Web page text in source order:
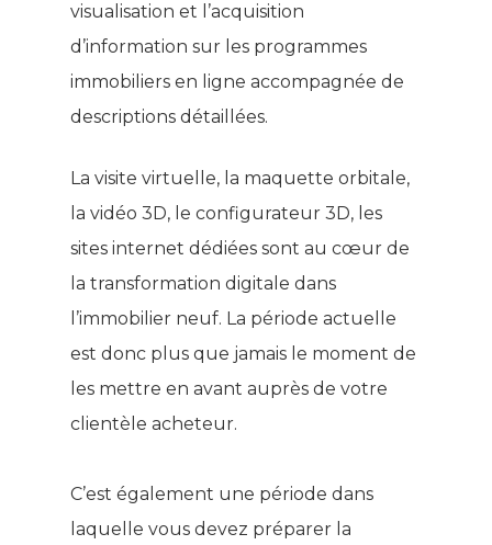
visualisation et l’acquisition
d’information sur les programmes
immobiliers en ligne accompagnée de
descriptions détaillées.
La visite virtuelle, la maquette orbitale,
la vidéo 3D, le configurateur 3D, les
sites internet dédiées sont au cœur de
la transformation digitale dans
l’immobilier neuf. La période actuelle
est donc plus que jamais le moment de
les mettre en avant auprès de votre
clientèle acheteur.
C’est également une période dans
laquelle vous devez préparer la